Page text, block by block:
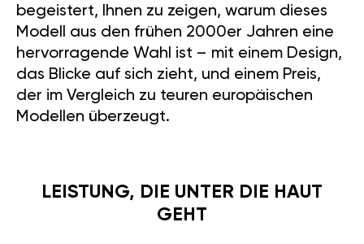
begeistert, Ihnen zu zeigen, warum dieses
Modell aus den frühen 2000er Jahren eine
hervorragende Wahl ist – mit einem Design,
das Blicke auf sich zieht, und einem Preis,
der im Vergleich zu teuren europäischen
Modellen überzeugt.
LEISTUNG, DIE UNTER DIE HAUT
GEHT